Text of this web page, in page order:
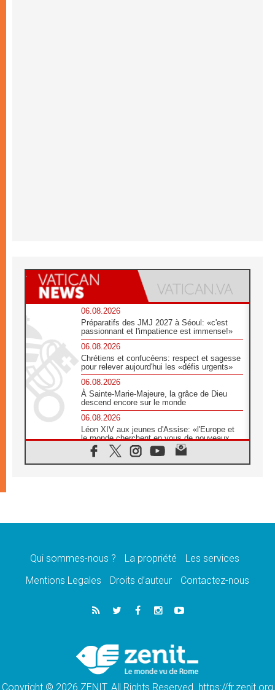
06.08.2026
Préparatifs des JMJ 2027 à Séoul: «c'est
passionnant et l'impatience est immense!»
06.08.2026
Chrétiens et confucéens: respect et sagesse
pour relever aujourd'hui les «défis urgents»
06.08.2026
À Sainte-Marie-Majeure, la grâce de Dieu
descend encore sur le monde
06.08.2026
Léon XIV aux jeunes d'Assise: «l'Europe et
le monde cherchent en vous de nouveaux
saints»
06.08.2026
«construire la civilisation de l'amour»
La visite du Pape en Argentine portera «un
05.08.2026
«La visite du Pape en Uruguay renforcera
Le nonce en Ukraine: «Il est inquiétant
d'entendre ceux qui bénissent la guerre»
Qui sommes-nous ? La propriété
Les services
Mentions Legales
Droits d’auteur Contactez-nous
Copyright © 2026 ZENIT. All Rights Reserved. https://fr.zenit.org